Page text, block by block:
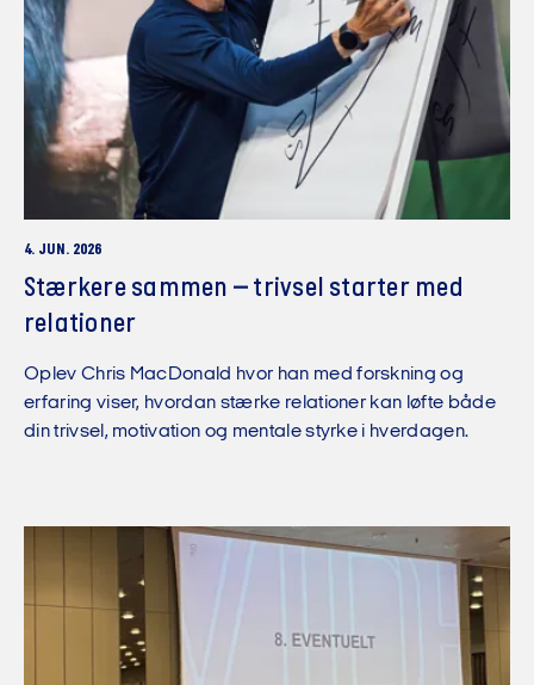
4. JUN. 2026
Stærkere sammen – trivsel starter med
relationer
Oplev Chris MacDonald hvor han med forskning og
erfaring viser, hvordan stærke relationer kan løfte både
din trivsel, motivation og mentale styrke i hverdagen.